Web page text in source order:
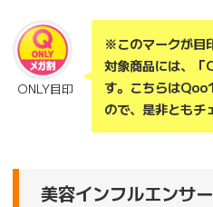
ONLY目印
※このマークが目
対象商品には、「
す。こちらは
ので、是非ともチ
美容インフルエンサ